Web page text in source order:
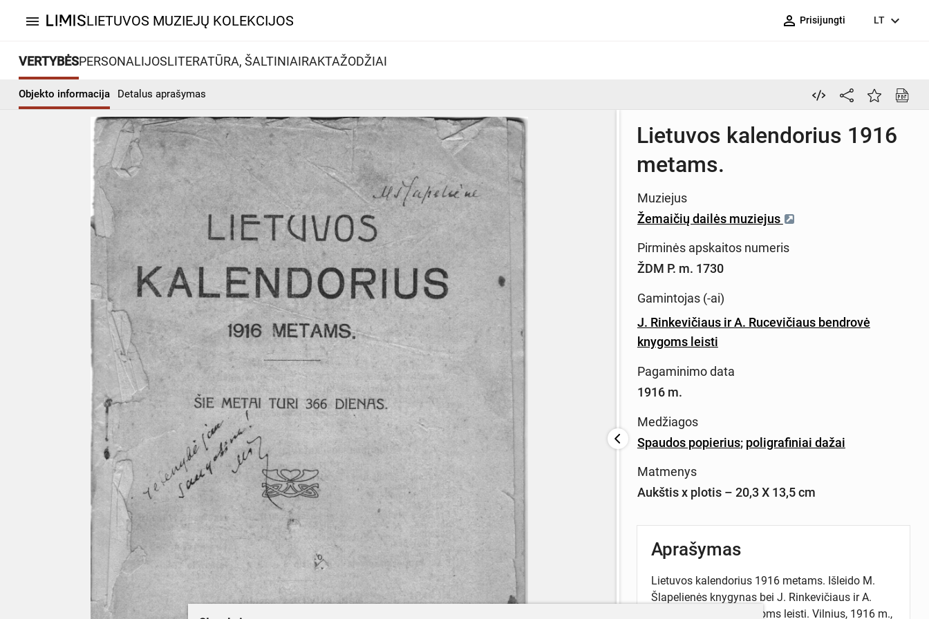
menu LIETUVOS MUZIEJŲ KOLEKCIJOS person_outline Prisijungti LT expand_more
VERTYBĖSPERSONALIJOSLITERATŪRA, ŠALTINIAIRAKTAŽODŽIAI
Objekto informacija Detalus aprašymas
Lietuvos kalendorius 1916
metams.
Muziejus
Žemaičių dailės muziejus
Pirminės apskaitos numeris
ŽDM P. m. 1730
Gamintojas (-ai)
J. Rinkevičiaus ir A. Rucevičiaus bendrovė
knygoms leisti
Pagaminimo data
1916 m.
Medžiagos
Spaudos popierius; poligrafiniai dažai
Matmenys
Aukštis x plotis – 20,3 X 13,5 cm
Aprašymas
Lietuvos kalendorius 1916 metams. Išleido M.
Šlapelienės knygynas bei J. Rinkevičiaus ir A.
Rucevičiaus B-vė knygoms leisti. Vilnius, 1916 m.,